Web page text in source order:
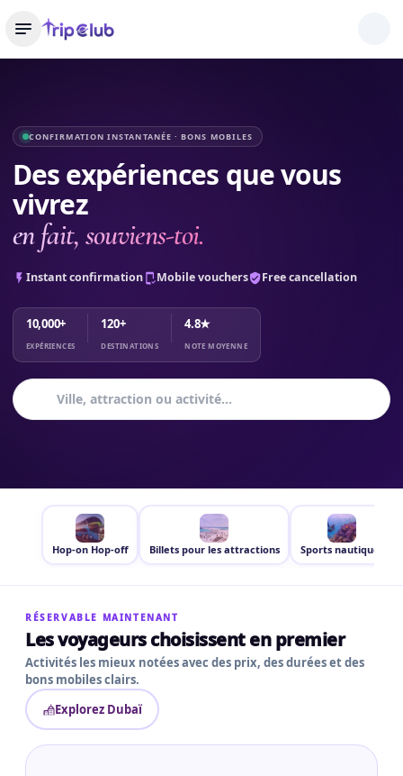
CONFIRMATION INSTANTANÉE · BONS MOBILES
Des expériences que vous
vivrez
en fait, souviens-toi.
Instant confirmation Mobile vouchers Free cancellation
10,000+
EXPÉRIENCES
120+
DESTINATIONS
4.8★
NOTE MOYENNE
Ville, attraction ou activité…
Hop-on Hop-off Billets pour les attractions Sports nautiques
RÉSERVABLE MAINTENANT
Les voyageurs choisissent en premier
Activités les mieux notées avec des prix, des durées et des
bons mobiles clairs.
Explorez Dubaï